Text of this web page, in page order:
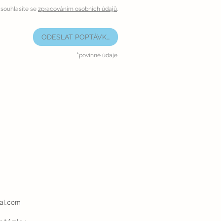
se zpracováním osobních údajů.
ODESLAT POPTÁVKU
*povinné údaje